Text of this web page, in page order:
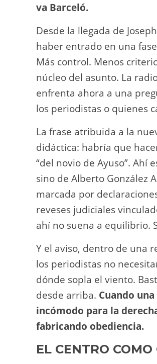
va Barceló.
Desde la llegada de
haber entrado en una
Más control. Menos
núcleo del asunto. La
enfrenta ahora a una
los periodistas o quienes
La frase atribuida a la
didáctica: habría que
“del novio de Ayuso”. Ahí
sino de Alberto González
marcada por
reveses judiciales
ahí no suena a equilibrio.
Y el aviso, dentro de una
los periodistas no
dónde sopla el viento.
desde arriba. Cuando
incómodo para la
fabricando obediencia.
EL CENTRO